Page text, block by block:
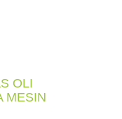
OLI
MESIN